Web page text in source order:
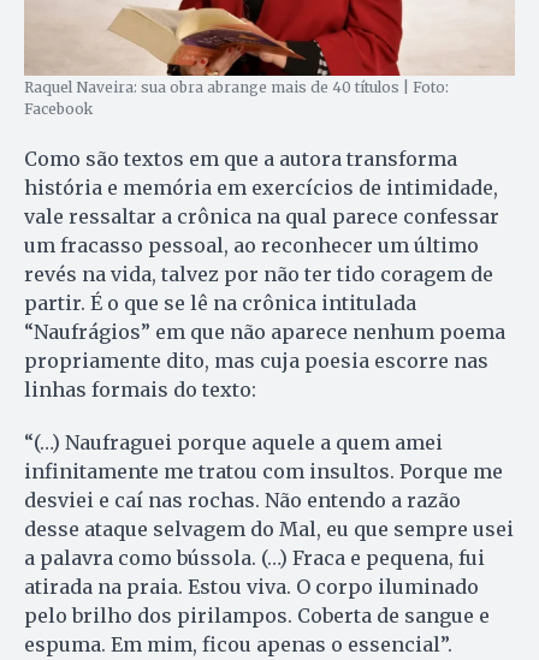
Raquel Naveira: sua obra abrange mais de 40 títulos | Foto:
Facebook
Como são textos em que a autora transforma
história e memória em exercícios de intimidade,
vale ressaltar a crônica na qual parece confessar
um fracasso pessoal, ao reconhecer um último
revés na vida, talvez por não ter tido coragem de
partir. É o que se lê na crônica intitulada
“Naufrágios” em que não aparece nenhum poema
propriamente dito, mas cuja poesia escorre nas
linhas formais do texto:
“(…) Naufraguei porque aquele a quem amei
infinitamente me tratou com insultos. Porque me
desviei e caí nas rochas. Não entendo a razão
desse ataque selvagem do Mal, eu que sempre usei
a palavra como bússola. (…) Fraca e pequena, fui
atirada na praia. Estou viva. O corpo iluminado
pelo brilho dos pirilampos. Coberta de sangue e
espuma. Em mim, ficou apenas o essencial”.